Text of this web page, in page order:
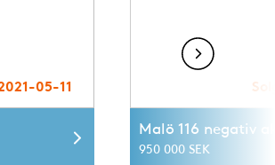
05-11
Malö 116 negativ
950 000 SEK